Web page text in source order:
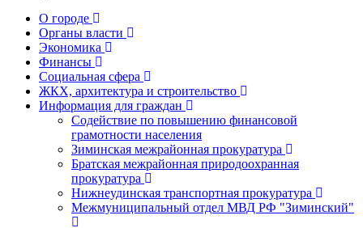
О городе
Органы власти
Экономика
Финансы
Социальная сфера
ЖКХ, архитектура и строительство
Информация для граждан
Содействие по повышению финансовой
грамотности населения
Зиминская межрайонная прокуратура
Братская межрайонная природоохранная
прокуратура
Нижнеудинская транспортная прокуратура
Межмуниципальный отдел МВД РФ "Зиминский"